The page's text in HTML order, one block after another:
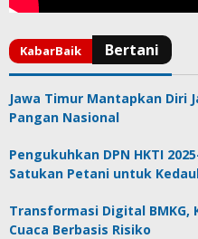
Jawa Timur Mantapkan Diri
Pangan Nasional
Pengukuhkan DPN HKTI
Satukan Petani untuk
Transformasi Digital BMKG,
Cuaca Berbasis Risiko